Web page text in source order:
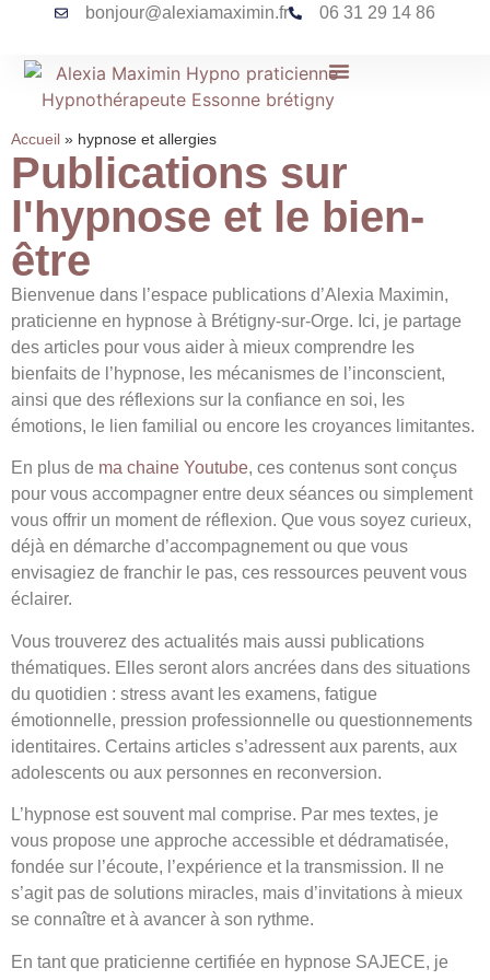
bonjour@alexiamaximin.fr 06 31 29 14 86
Accueil » hypnose et allergies
Publications sur
l'hypnose et le bien-
être
Bienvenue dans l’espace publications d’Alexia Maximin,
praticienne en hypnose à Brétigny-sur-Orge. Ici, je partage
des articles pour vous aider à mieux comprendre les
bienfaits de l’hypnose, les mécanismes de l’inconscient,
ainsi que des réflexions sur la confiance en soi, les
émotions, le lien familial ou encore les croyances limitantes.
En plus de ma chaine Youtube, ces contenus sont conçus
pour vous accompagner entre deux séances ou simplement
vous offrir un moment de réflexion. Que vous soyez curieux,
déjà en démarche d’accompagnement ou que vous
envisagiez de franchir le pas, ces ressources peuvent vous
éclairer.
Vous trouverez des actualités mais aussi publications
thématiques. Elles seront alors ancrées dans des situations
du quotidien : stress avant les examens, fatigue
émotionnelle, pression professionnelle ou questionnements
identitaires. Certains articles s’adressent aux parents, aux
adolescents ou aux personnes en reconversion.
L’hypnose est souvent mal comprise. Par mes textes, je
vous propose une approche accessible et dédramatisée,
fondée sur l’écoute, l’expérience et la transmission. Il ne
s’agit pas de solutions miracles, mais d’invitations à mieux
se connaître et à avancer à son rythme.
En tant que praticienne certifiée en hypnose SAJECE, je